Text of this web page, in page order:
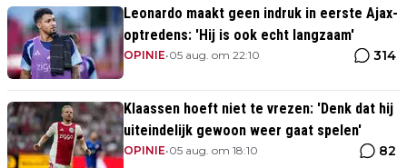
Leonardo maakt geen indruk in eerste Ajax-
optredens: 'Hij is ook echt langzaam'
OPINIE•05 aug. om 22:10 314
Klaassen hoeft niet te vrezen: 'Denk dat hij
uiteindelijk gewoon weer gaat spelen'
OPINIE•05 aug. om 18:10 82